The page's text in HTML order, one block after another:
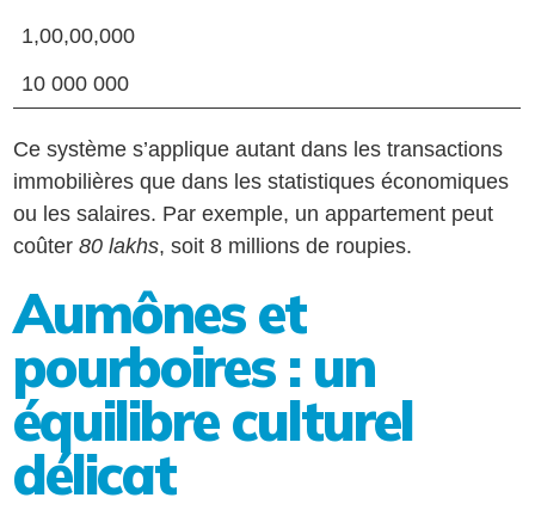
1,00,00,000
10 000 000
Ce système s’applique autant dans les transactions
immobilières que dans les statistiques économiques
ou les salaires. Par exemple, un appartement peut
coûter80 lakhs, soit 8 millions de roupies.
Aumônes et
pourboires : un
équilibre culturel
délicat